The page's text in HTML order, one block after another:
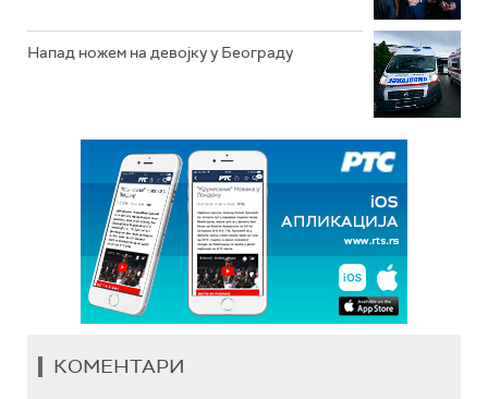
Напад ножем на девојку у Београду
КОМЕНТАРИ